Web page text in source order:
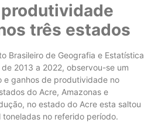
três estados
Brasileiro de Geografia e Estatística
2013 a 2022, observou-se um
e ganhos de produtividade no
do Acre, Amazonas e
no estado do Acre esta saltou
no referido período.